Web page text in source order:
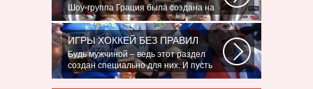
Шоу-группа Грация была создана на
базе ярославского шейпинг-центра
для...
ИГРЫ ХОККЕЙ БЕЗ ПРАВИЛ
Будь мужчиной – ведь этот раздел
создан специально для них. И пусть
злопыхатели...